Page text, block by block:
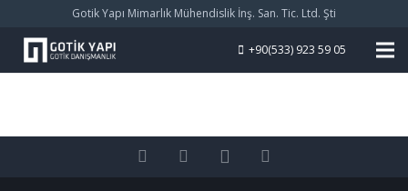
Gotik Yapı Mimarlık Mühendislik İnş. San. Tic. Ltd. Şti
+90(533) 923 59 05